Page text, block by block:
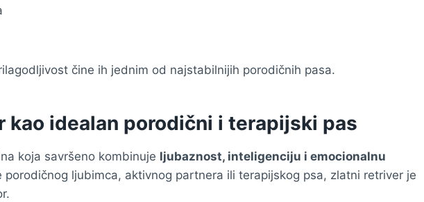
čine ih jednim od najstabilnijih porodičnih pasa.
kao idealan porodični i terapijski pas
koja savršeno kombinuje ljubaznost, inteligenciju i emocionalnu
porodičnog ljubimca, aktivnog partnera ili terapijskog psa, zlatni retriver je